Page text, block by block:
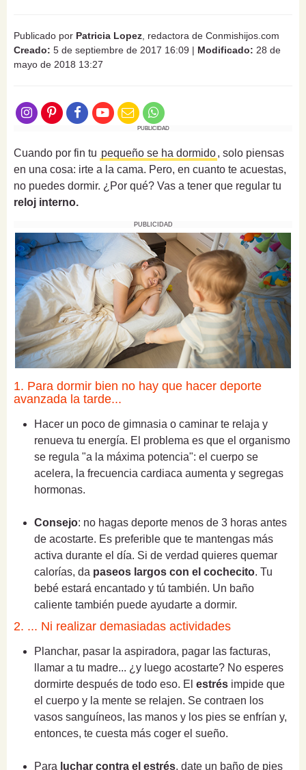
Publicado por Patricia Lopez , redactora de Conmishijos.com
Creado: 5 de septiembre de 2017 16:09 | Modificado: 28 de
mayo de 2018 13:27
PUBLICIDAD
Cuando por fin tu pequeño se ha dormido, solo piensas
en una cosa: irte a la cama. Pero, en cuanto te acuestas,
no puedes dormir. ¿Por qué? Vas a tener que regular tu
reloj interno.
PUBLICIDAD
1. Para dormir bien no hay que hacer deporte
avanzada la tarde...
Hacer un poco de gimnasia o caminar te relaja y
renueva tu energía. El problema es que el organismo
se regula "a la máxima potencia": el cuerpo se
acelera, la frecuencia cardiaca aumenta y segregas
hormonas.
Consejo: no hagas deporte menos de 3 horas antes
de acostarte. Es preferible que te mantengas más
activa durante el día. Si de verdad quieres quemar
calorías, da paseos largos con el cochecito. Tu
bebé estará encantado y tú también. Un baño
caliente también puede ayudarte a dormir.
2. ... Ni realizar demasiadas actividades
Planchar, pasar la aspiradora, pagar las facturas,
llamar a tu madre... ¿y luego acostarte? No esperes
dormirte después de todo eso. El estrés impide que
el cuerpo y la mente se relajen. Se contraen los
vasos sanguíneos, las manos y los pies se enfrían y,
entonces, te cuesta más coger el sueño.
Para luchar contra el estrés, date un baño de pies